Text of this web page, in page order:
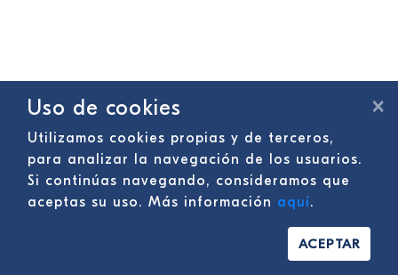
×
Uso de cookies
Utilizamos cookies propias y de terceros,
para analizar la navegación de los usuarios.
Si continúas navegando, consideramos que
aceptas su uso. Más información aquí.
ACEPTAR